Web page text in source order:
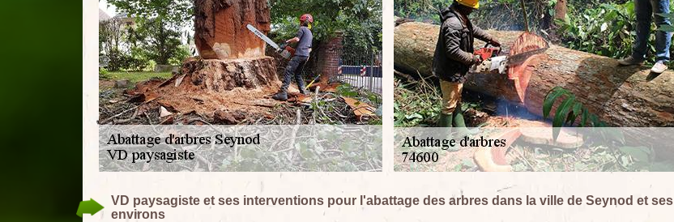
VD paysagiste et ses interventions pour l'abattage des arbres dans la ville de Seynod et ses
environs